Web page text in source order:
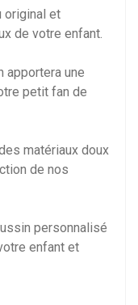
original et
de votre enfant.
apportera une
petit fan de
matériaux doux
de nos
personnalisé
enfant et